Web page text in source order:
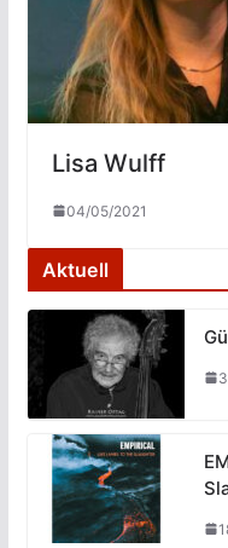
Lisa Wulff
04/05/2021
Aktuell